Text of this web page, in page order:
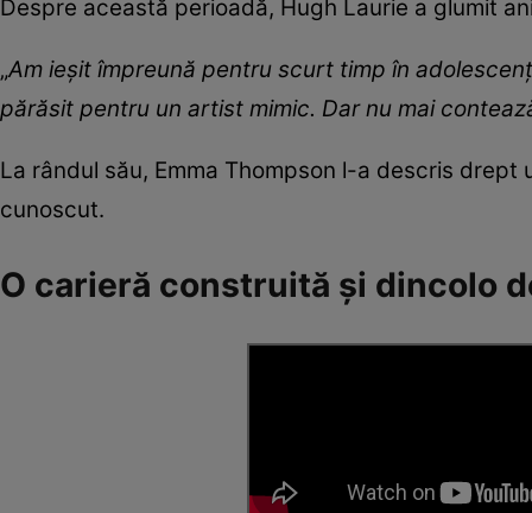
Despre această perioadă, Hugh Laurie a glumit
„Am ieșit împreună pentru scurt timp în
părăsit pentru un artist mimic. Dar nu mai
La rândul său, Emma Thompson l-a descris
cunoscut.
O carieră construită și dincolo